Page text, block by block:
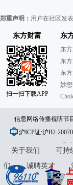
郑重声明： 用户在社区发
东方财富
扫一扫下载APP
东
东
东
东
妙
信息网络传播视听节
沪ICP证:沪B2-
31010402000120号
关于我们 可持
们
诚聘英才